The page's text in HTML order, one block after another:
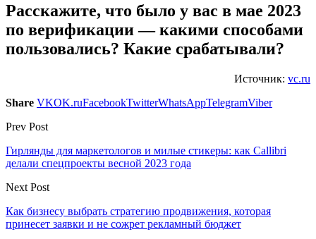
Расскажите, что было у вас в мае 2023
по верификации — какими способами
пользовались? Какие срабатывали?
Источник: vc.ru
Share VKOK.ruFacebookTwitterWhatsAppTelegramViber
Prev Post
Гирлянды для маркетологов и милые стикеры: как Callibri
делали спецпроекты весной 2023 года
Next Post
Как бизнесу выбрать стратегию продвижения, которая
принесет заявки и не сожрет рекламный бюджет